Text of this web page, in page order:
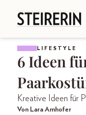
LIFESTYLE
6 Ideen
Kreative Ideen für
Von Lara Amhofer